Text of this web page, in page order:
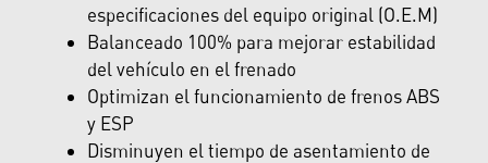
especificaciones del equipo original (O.E.M)
Balanceado 100% para mejorar estabilidad
del vehículo en el frenado
Optimizan el funcionamiento de frenos ABS
y ESP
Disminuyen el tiempo de asentamiento de